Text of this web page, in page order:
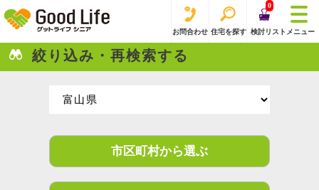
お問合わせ 住宅を探す
0
検討リスト メニュー
絞り込み・再検索する
市区町村から選ぶ